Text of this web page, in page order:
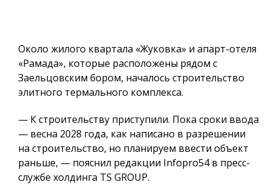
Около жилого квартала «Жуковка» и апарт-отеля
«Рамада», которые расположены рядом с
Заельцовским бором, началось строительство
элитного термального комплекса.
— К строительству приступили. Пока сроки ввода
— весна 2028 года, как написано в разрешении
на строительство, но планируем ввести объект
раньше, — пояснил редакции Infopro54 в пресс-
службе холдинга TS GROUP.